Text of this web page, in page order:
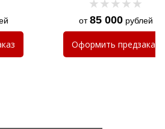
от85 000рублей
Оформить предзаказ